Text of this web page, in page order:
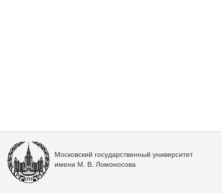
Московский государственный университет
имени М. В. Ломоносова